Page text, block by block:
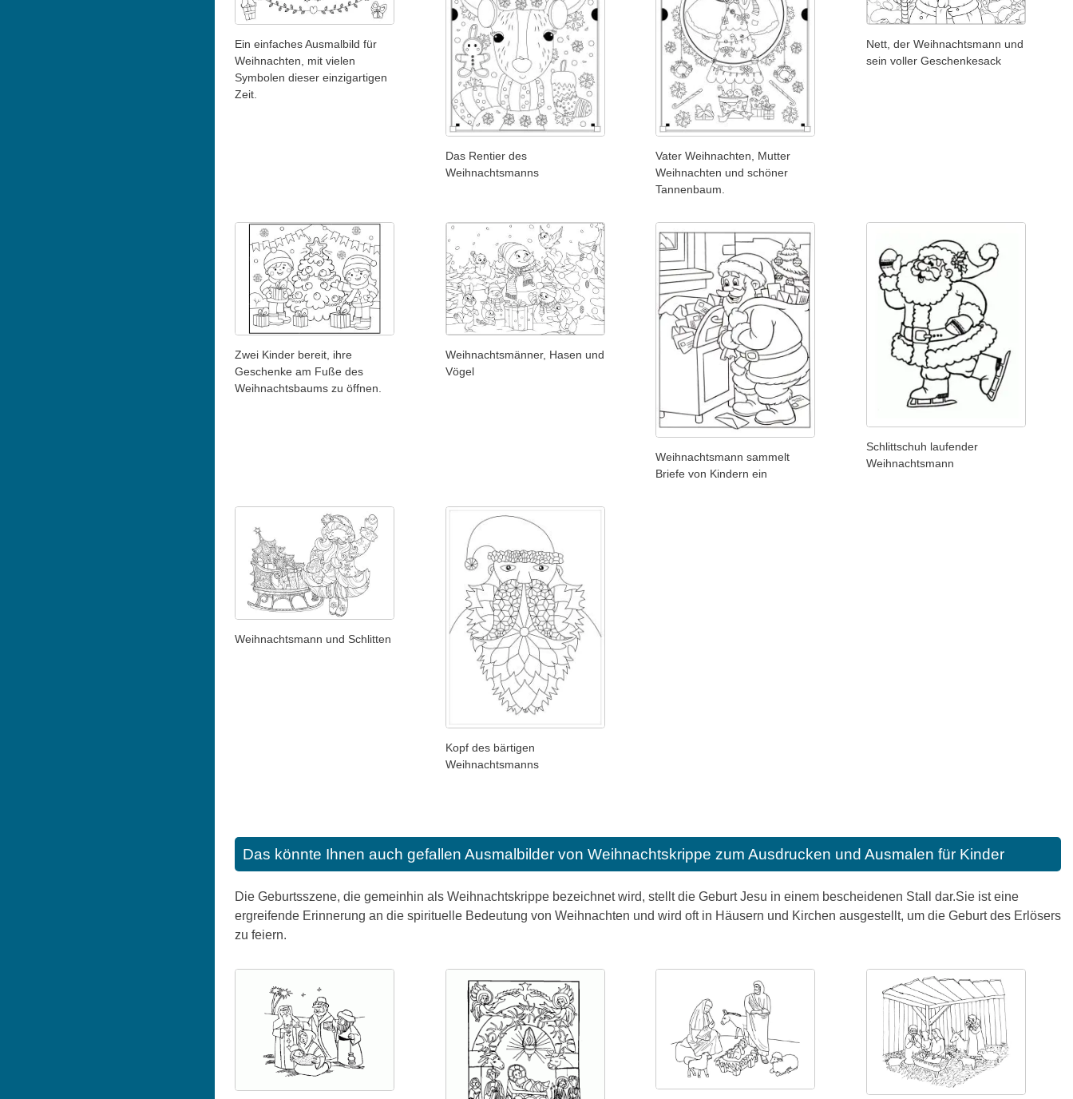
Ein einfaches Ausmalbild für
Weihnachten, mit vielen
Symbolen dieser einzigartigen
Zeit.
Das Rentier des
Weihnachtsmanns
Vater Weihnachten, Mutter
Weihnachten und schöner
Tannenbaum.
Nett, der Weihnachtsmann und
sein voller Geschenkesack
Zwei Kinder bereit, ihre
Geschenke am Fuße des
Weihnachtsbaums zu öffnen.
Weihnachtsmänner, Hasen und
Vögel
Weihnachtsmann sammelt
Briefe von Kindern ein
Schlittschuh laufender
Weihnachtsmann
Weihnachtsmann und Schlitten
Kopf des bärtigen
Weihnachtsmanns
Das könnte Ihnen auch gefallen Ausmalbilder von Weihnachtskrippe zum Ausdrucken und Ausmalen für Kinder
Die Geburtsszene, die gemeinhin als Weihnachtskrippe bezeichnet wird, stellt die Geburt Jesu in einem bescheidenen Stall dar.Sie ist eine
ergreifende Erinnerung an die spirituelle Bedeutung von Weihnachten und wird oft in Häusern und Kirchen ausgestellt, um die Geburt des Erlösers
zu feiern.